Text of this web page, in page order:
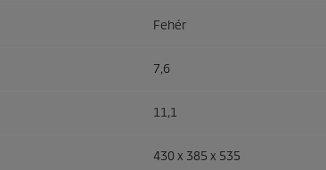
Fehér
7,6
11,1
430 x 385 x 535